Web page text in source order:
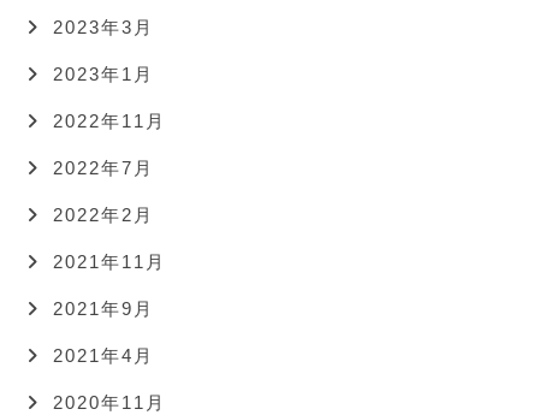
2023年3月
2023年1月
2022年11月
2022年7月
2022年2月
2021年11月
2021年9月
2021年4月
2020年11月